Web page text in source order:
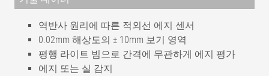
역반사 원리에 따른 적외선 에지 센서
0.02mm 해상도의 ± 10mm 보기 영역
평행 라이트 빔으로 간격에 무관하게 에지 평가
에지 또는 실 감지